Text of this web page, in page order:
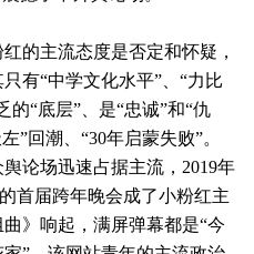
的主流态度是否定和怀疑，
有“中学文化水平”、“力比
的“底层”、是“忠诚”和“仇
”回潮、“30年启蒙失败”。
论场迅速占据主流，2019年
首届跨年晚会成了小粉红主
》响起，满屏弹幕都是“今